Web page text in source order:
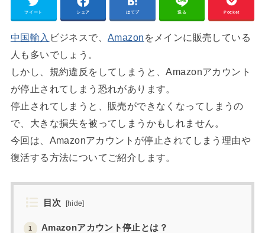
ツイート シェア はてブ 送る Pocket
中国輸入 ビジネスで、Amazon をメインに販売している
人も多いでしょう。
しかし、規約違反をしてしまうと、Amazonアカウント
が停止されてしまう恐れがあります。
停止されてしまうと、販売ができなくなってしまうの
で、大きな損失を被ってしまうかもしれません。
今回は、Amazonアカウントが停止されてしまう理由や
復活する方法についてご紹介します。
目次 [hide]
1 Amazonアカウント停止とは？